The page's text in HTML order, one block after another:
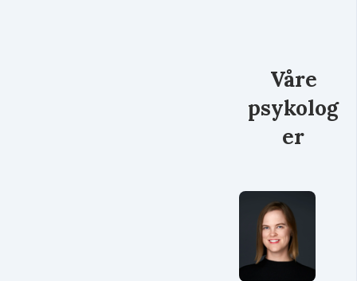
Våre
psykolog
er